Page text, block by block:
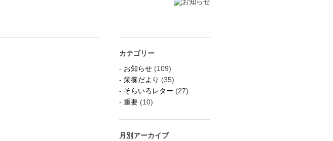
カテゴリー
お知らせ (109)
栄養だより (35)
そらいろレター (27)
重要 (10)
月別アーカイブ